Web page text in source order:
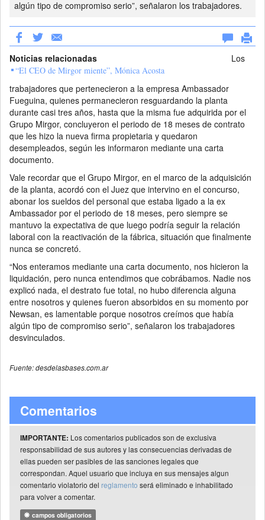
algún tipo de compromiso serio”, señalaron los trabajadores.
Noticias relacionadas
“El CEO de Mirgor miente”, Mónica Acosta
Los
trabajadores que pertenecieron a la empresa Ambassador
Fueguina, quienes permanecieron resguardando la planta
durante casi tres años, hasta que la misma fue adquirida por el
Grupo Mirgor, concluyeron el periodo de 18 meses de contrato
que les hizo la nueva firma propietaria y quedaron
desempleados, según les informaron mediante una carta
documento.
Vale recordar que el Grupo Mirgor, en el marco de la adquisición
de la planta, acordó con el Juez que intervino en el concurso,
abonar los sueldos del personal que estaba ligado a la ex
Ambassador por el periodo de 18 meses, pero siempre se
mantuvo la expectativa de que luego podría seguir la relación
laboral con la reactivación de la fábrica, situación que finalmente
nunca se concretó.
“Nos enteramos mediante una carta documento, nos hicieron la
liquidación, pero nunca entendimos que cobrábamos. Nadie nos
explicó nada, el destrato fue total, no hubo diferencia alguna
entre nosotros y quienes fueron absorbidos en su momento por
Newsan, es lamentable porque nosotros creímos que había
algún tipo de compromiso serio”, señalaron los trabajadores
desvinculados.
Fuente: desdelasbases.com.ar
Comentarios
IMPORTANTE: Los comentarios publicados son de exclusiva
responsabilidad de sus autores y las consecuencias derivadas de
ellas pueden ser pasibles de las sanciones legales que
correspondan. Aquel usuario que incluya en sus mensajes algun
comentario violatorio del reglamento será eliminado e inhabilitado
para volver a comentar.
campos obligatorios